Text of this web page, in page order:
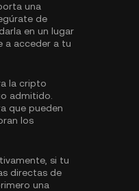
una
de
en un lugar
a acceder a tu
la cripto
admitido.
que pueden
los
si tu
directas de
una